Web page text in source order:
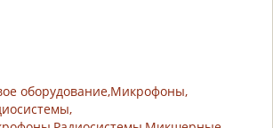
оборудование,Микрофоны,